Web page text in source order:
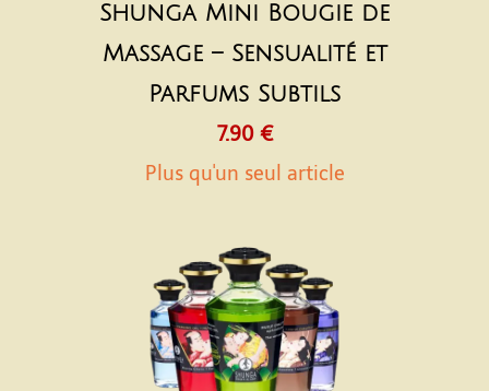
Shunga Mini Bougie de
Massage – Sensualité et
Parfums Subtils
7.90 €
Plus qu'un seul article